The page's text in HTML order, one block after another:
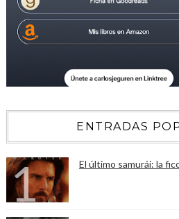
ENTRADAS
El último samurái: la